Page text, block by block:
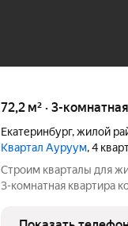
72,2 м² · 3-
Екатеринбург,жилой
Квартал Ауруум, 4
Строим кварталы для
3-комнатная квартира
комплексе "Квартал